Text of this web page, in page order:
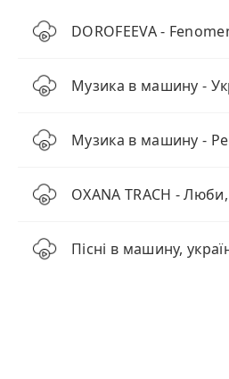
DOROFEEVA -
OXANA TRACH -